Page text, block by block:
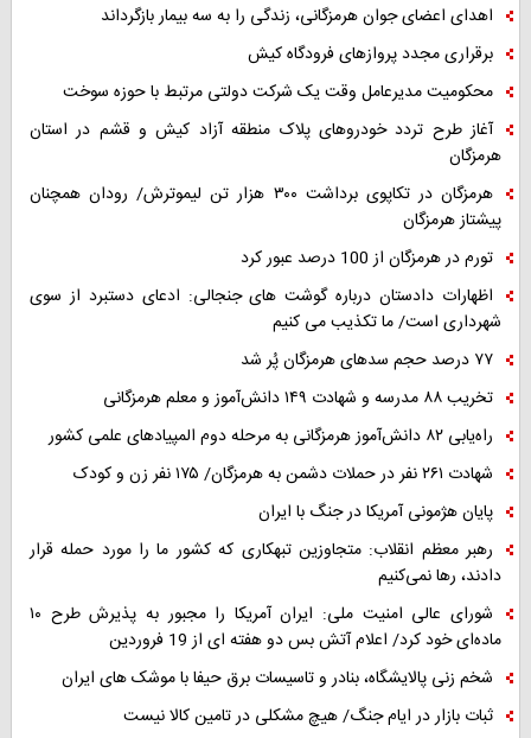
اهدای اعضای جوان هرمزگانی، زندگی را به سه بیمار بازگرداند
برقراری مجدد پروازهای فرودگاه کیش
محکومیت مدیرعامل وقت یک شرکت دولتی مرتبط با حوزه سوخت
آغاز طرح تردد خودروهای پلاک منطقه آزاد کیش و قشم در استان
هرمزگان
هرمزگان در تکاپوی برداشت ۳۰۰ هزار تن لیموترش/ رودان همچنان
پیشتاز هرمزگان
تورم در هرمزگان از 100 درصد عبور کرد
اظهارات دادستان درباره گوشت های جنجالی: ادعای دستبرد از سوی
شهرداری است/ ما تکذیب می کنیم
۷۷ درصد حجم سدهای هرمزگان پُر شد
تخریب ۸۸ مدرسه و شهادت ۱۴۹ دانش‌آموز و معلم هرمزگانی
راه‌یابی ۸۲ دانش‌آموز هرمزگانی به مرحله دوم المپیادهای علمی کشور
شهادت ۲۶۱ نفر در حملات دشمن به هرمزگان/ ۱۷۵ نفر زن و کودک
پایان هژمونی آمریکا در جنگ با ایران
رهبر معظم انقلاب: متجاوزین تبهکاری که کشور ما را مورد حمله قرار
دادند، رها نمی‌کنیم
شورای عالی امنیت ملی: ایران آمریکا را مجبور به پذیرش طرح ۱۰
ماده‌ای خود کرد/ اعلام آتش بس دو هفته ای از 19 فروردین
شخم زنی پالایشگاه، بنادر و تاسیسات برق حیفا با موشک های ایران
ثبات بازار در ایام جنگ/ هیچ مشکلی در تامین کالا نیست